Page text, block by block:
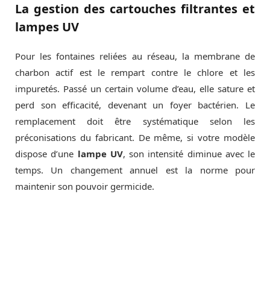
La gestion des cartouches filtrantes et
lampes UV
Pour les fontaines reliées au réseau, la membrane de
charbon actif est le rempart contre le chlore et les
impuretés. Passé un certain volume d’eau, elle sature et
perd son efficacité, devenant un foyer bactérien. Le
remplacement doit être systématique selon les
préconisations du fabricant. De même, si votre modèle
dispose d’une lampe UV, son intensité diminue avec le
temps. Un changement annuel est la norme pour
maintenir son pouvoir germicide.